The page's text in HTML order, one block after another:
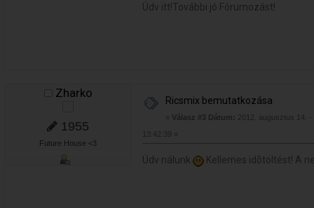
Üdv itt!További jó Fórumozást!
Zharko
1955
Future House <3
Ricsmix bemutatkozása
« Válasz #3 Dátum:
2012. augusztus 14. -
13:42:39 »
Üdv nálunk Kellemes idõtöltést! A